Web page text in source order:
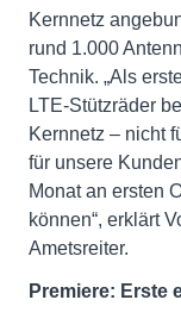
Kernnetz
rund 1.000
Technik. „Als
LTE-Stützräder
Kernnetz – nicht
für unsere
Monat an ersten
können“, erklärt
Ametsreiter.
Premiere: Erste